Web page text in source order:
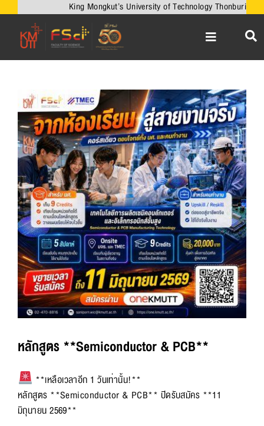
content
King Mongkut’s University of Technology Thonburi
Toggle
Navigation
หน้าหลัก
วิชาการ
งานวิจัยและนวัตกรรม
เครือข่ายความร่วมมือ
บริการวิชาการ
ความร่วมมือกับต่างประเทศ
ข่าวและกิจกรรม
View
Larger
Image
หลักสูตร **Semiconductor & PCB**
**เหลือเวลาอีก 1 วันเท่านั้น!**
หลักสูตร **Semiconductor & PCB** ปิดรับสมัคร **11
มิถุนายน 2569**